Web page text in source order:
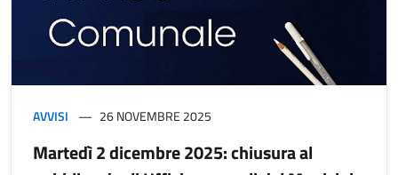
AVVISI 26 NOVEMBRE 2025
Martedì 2 dicembre 2025: chiusura al